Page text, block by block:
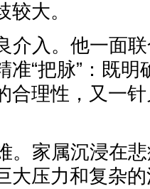
大。
介入。他一面
准“把脉”：既
合理性，又一
。家属沉浸在
大压力和复杂